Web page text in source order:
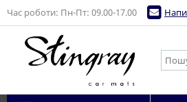
Час роботи: Пн-Пт: 09.00-17.00